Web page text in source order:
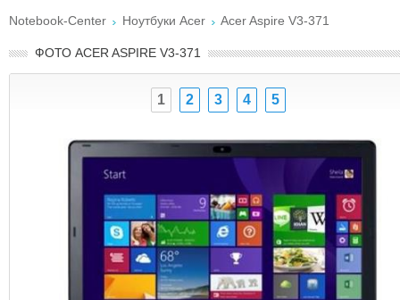
Notebook-Center Ноутбуки Acer Acer Aspire V3-371
ФОТО ACER ASPIRE V3-371
1 2 3 4 5